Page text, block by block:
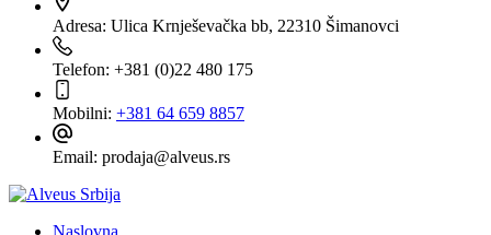
Adresa: Ulica Krnješevačka bb, 22310 Šimanovci
Telefon: +381 (0)22 480 175
Mobilni: +381 64 659 8857
Email: prodaja@alveus.rs
Naslovna